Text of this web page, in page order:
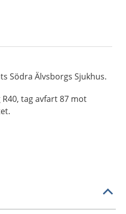
Södra Älvsborgs Sjukhus.
tag avfart 87 mot